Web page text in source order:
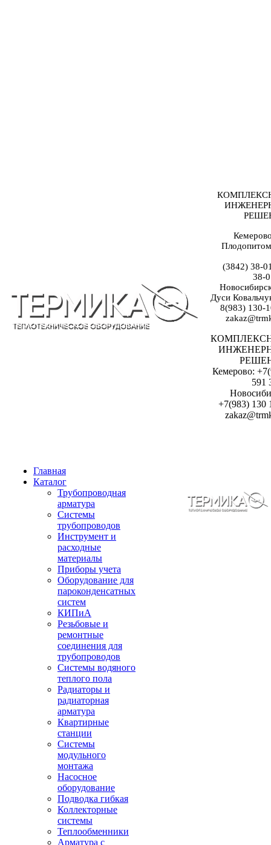
(3842) 38-
38-
Дуси
8(983) 130-
Кемерово:
591
+7(983) 130
Главная
Каталог
Трубопроводная
арматура
Системы
трубопроводов
Инструмент и
расходные
материалы
Приборы учета
Оборудование для
пароконденсатных
систем
КИПиА
Резьбовые и
ремонтные
соединения для
трубопроводов
Системы водяного
теплого пола
Радиаторы и
радиаторная
арматура
Квартирные
станции
Системы
модульного
монтажа
Насосное
оборудование
Подводка гибкая
Коллекторные
системы
Теплообменники
Арматура с